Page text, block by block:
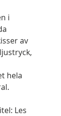
i
av
hela
Les